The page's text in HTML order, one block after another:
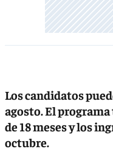
Los candidatos
agosto. El
de 18 meses y los
octubre.